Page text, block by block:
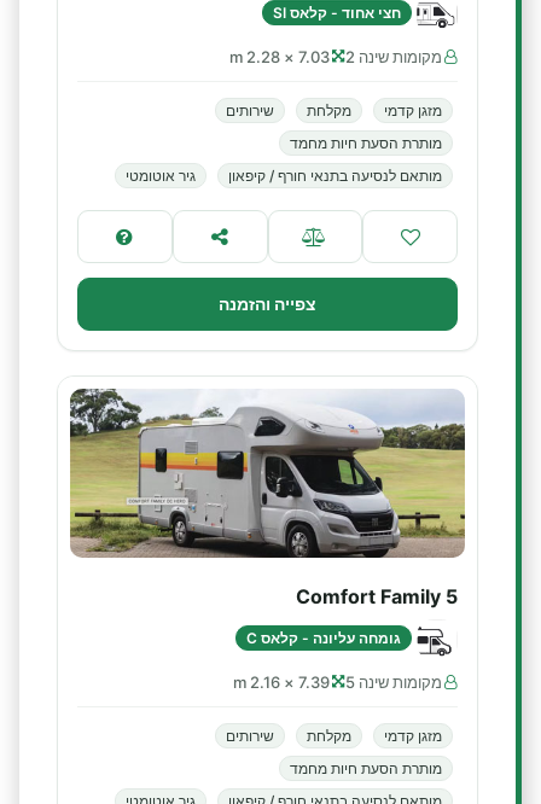
חצי אחוד - קלאס SI
מקומות שינה 2 7.03 × 2.28 m
מזגן קדמי מקלחת
שירותים
מותרת הסעת חיות מחמד
מותאם לנסיעה בתנאי חורף / קיפאון
גיר אוטומטי
צפייה והזמנה
Comfort Family 5
גומחה עליונה - קלאס C
מקומות שינה 5 7.39 × 2.16 m
מזגן קדמי מקלחת
שירותים
מותרת הסעת חיות מחמד